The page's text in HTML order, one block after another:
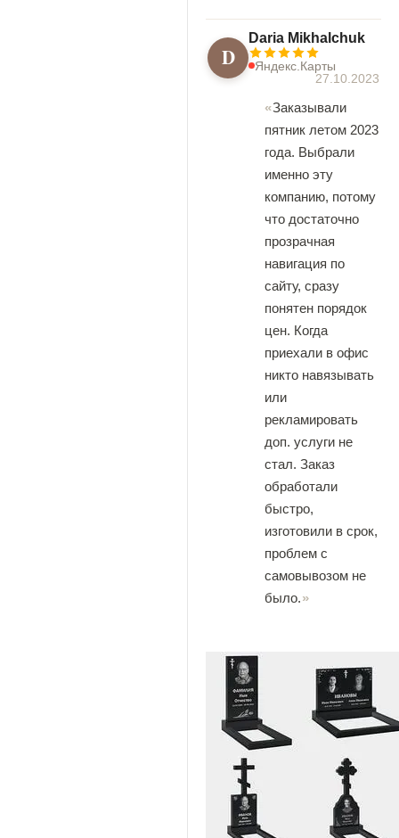
D
Daria Mikhalchuk
Яндекс.Карты
27.10.2023
Заказывали
пятник летом 2023
года. Выбрали
именно эту
компанию, потому
что достаточно
прозрачная
навигация по
сайту, сразу
понятен порядок
цен. Когда
приехали в офис
никто навязывать
или
рекламировать
доп. услуги не
стал. Заказ
обработали
быстро,
изготовили в срок,
проблем с
самовывозом не
было.